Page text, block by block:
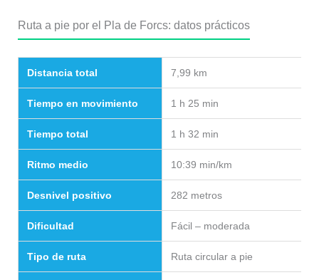
Ruta a pie por el Pla de Forcs: datos prácticos
Distancia total 7,99 km
Tiempo en movimiento 1 h 25 min
Tiempo total 1 h 32 min
Ritmo medio 10:39 min/km
Desnivel positivo 282 metros
Dificultad Fácil – moderada
Tipo de ruta Ruta circular a pie